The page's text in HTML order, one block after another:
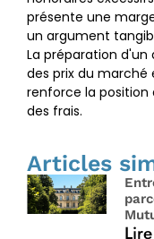
présente une
un argument
La préparation d'un
des prix du marché
renforce la position
des frais.
Articles